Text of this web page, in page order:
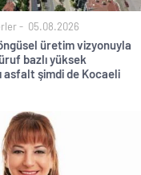
05.08.2026
üretim vizyonuyla
bazlı yüksek
asfalt şimdi de Kocaeli